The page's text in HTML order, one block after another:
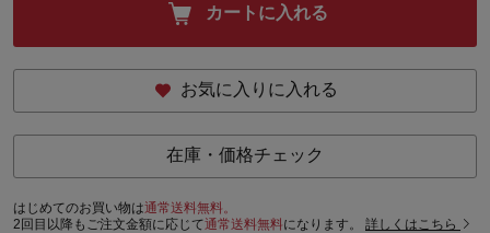
カートに入れる
お気に入りに入れる
在庫・価格チェック
はじめてのお買い物は通常送料無料。
2回目以降もご注文金額に応じて通常送料無料になります。 詳しくはこちら